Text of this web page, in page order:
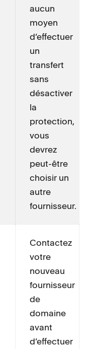
aucun
moyen
d’effectuer
un
transfert
sans
désactiver
la
protection,
vous
devrez
peut-être
choisir un
autre
fournisseur.
Contactez
votre
nouveau
fournisseur
de
domaine
avant
d’effectuer